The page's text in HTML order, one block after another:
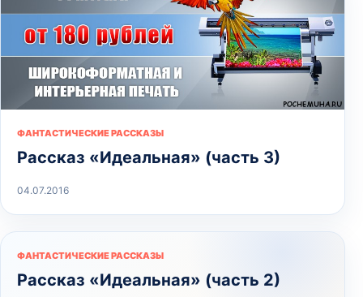
ФАНТАСТИЧЕСКИЕ РАССКАЗЫ
Рассказ «Идеальная» (часть 3)
04.07.2016
ФАНТАСТИЧЕСКИЕ РАССКАЗЫ
Рассказ «Идеальная» (часть 2)